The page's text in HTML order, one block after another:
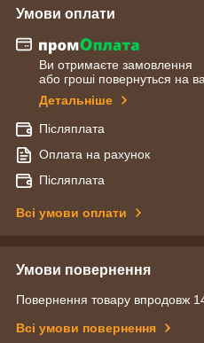
Умови оплати
Ви отримаєте замовлення
або гроші повернуться на
Детальніше
Післяплата
Оплата на рахунок
Післяплата
Всі умови оплати
Умови повернення
Повернення товару впродовж
Всі умови повернення